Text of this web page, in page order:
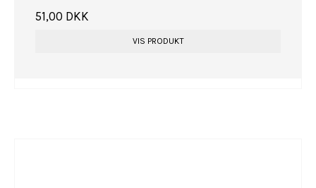
51,00 DKK
VIS PRODUKT